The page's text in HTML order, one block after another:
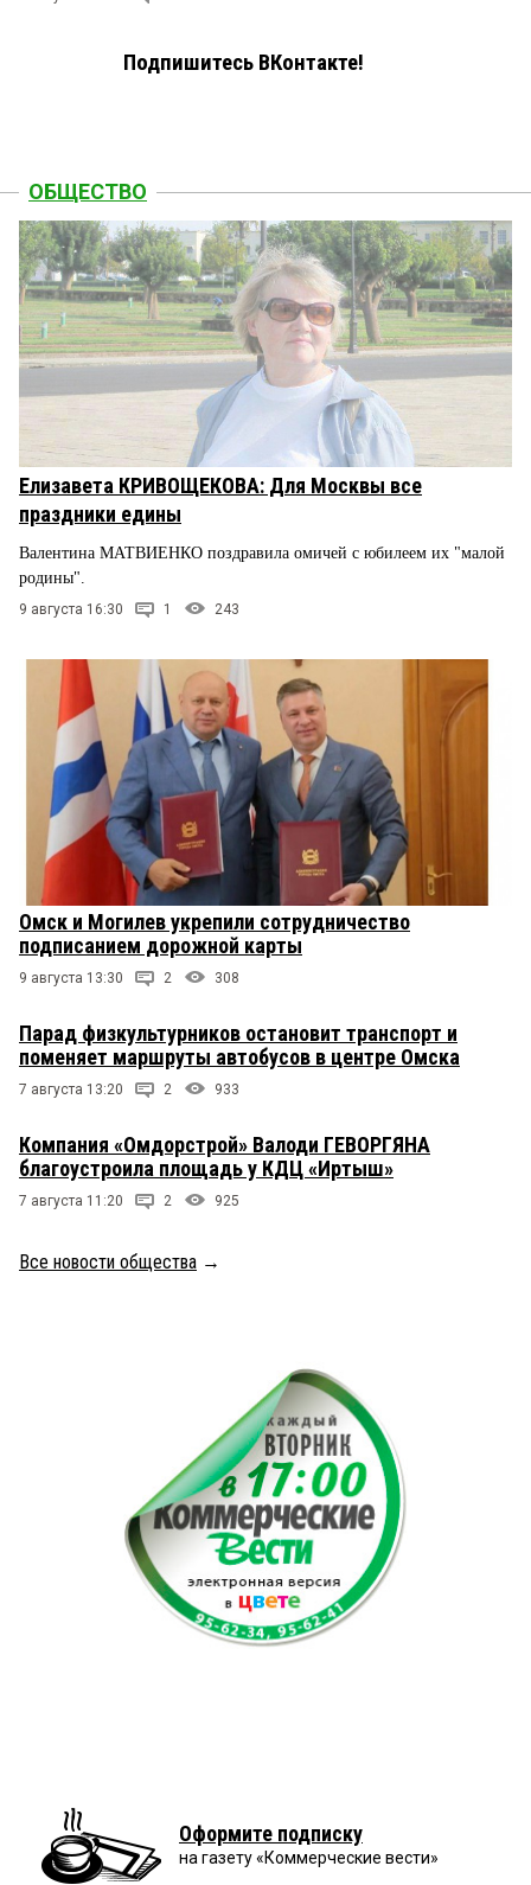
Подпишитесь ВКонтакте!
ОБЩЕСТВО
Елизавета КРИВОЩЕКОВА: Для Москвы все
праздники едины
Валентина МАТВИЕНКО поздравила омичей с юбилеем их "малой
родины".
9 августа 16:30 1 243
Омск и Могилев укрепили сотрудничество
подписанием дорожной карты
9 августа 13:30 2 308
Парад физкультурников остановит транспорт и
поменяет маршруты автобусов в центре Омска
7 августа 13:20 2 933
Компания «Омдорстрой» Валоди ГЕВОРГЯНА
благоустроила площадь у КДЦ «Иртыш»
7 августа 11:20 2 925
Все новости общества →
Оформите подписку
на газету «Коммерческие вести»